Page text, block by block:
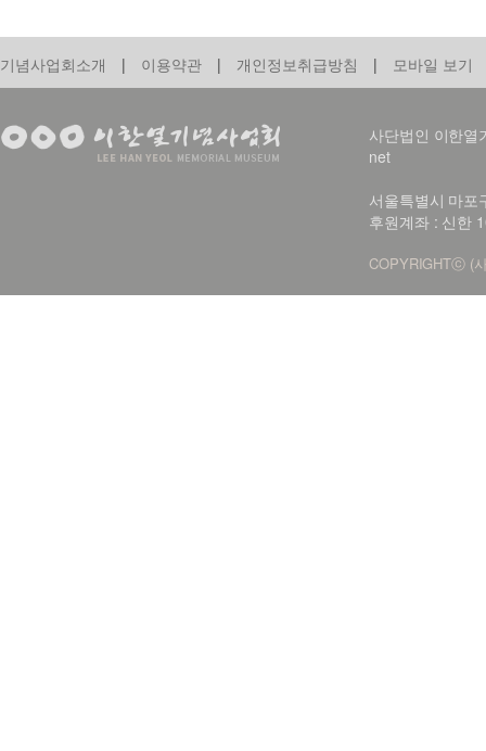
기념사업회소개 | 이용약관 | 개인정보취급방침 | 모바일 보기
사단법인 이한
net
서울특별시 마
후원계좌 : 신한
COPYRIGHTⓒ (